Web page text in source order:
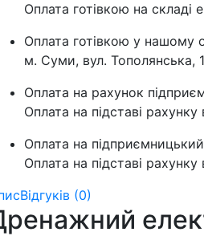
Оплата готівкою на складі
Оплата готівкою у нашому
м. Суми, вул. Тополянська,
Оплата на рахунок
Оплата на підставі
Оплата на
Оплата на підставі
Відгуків (0)